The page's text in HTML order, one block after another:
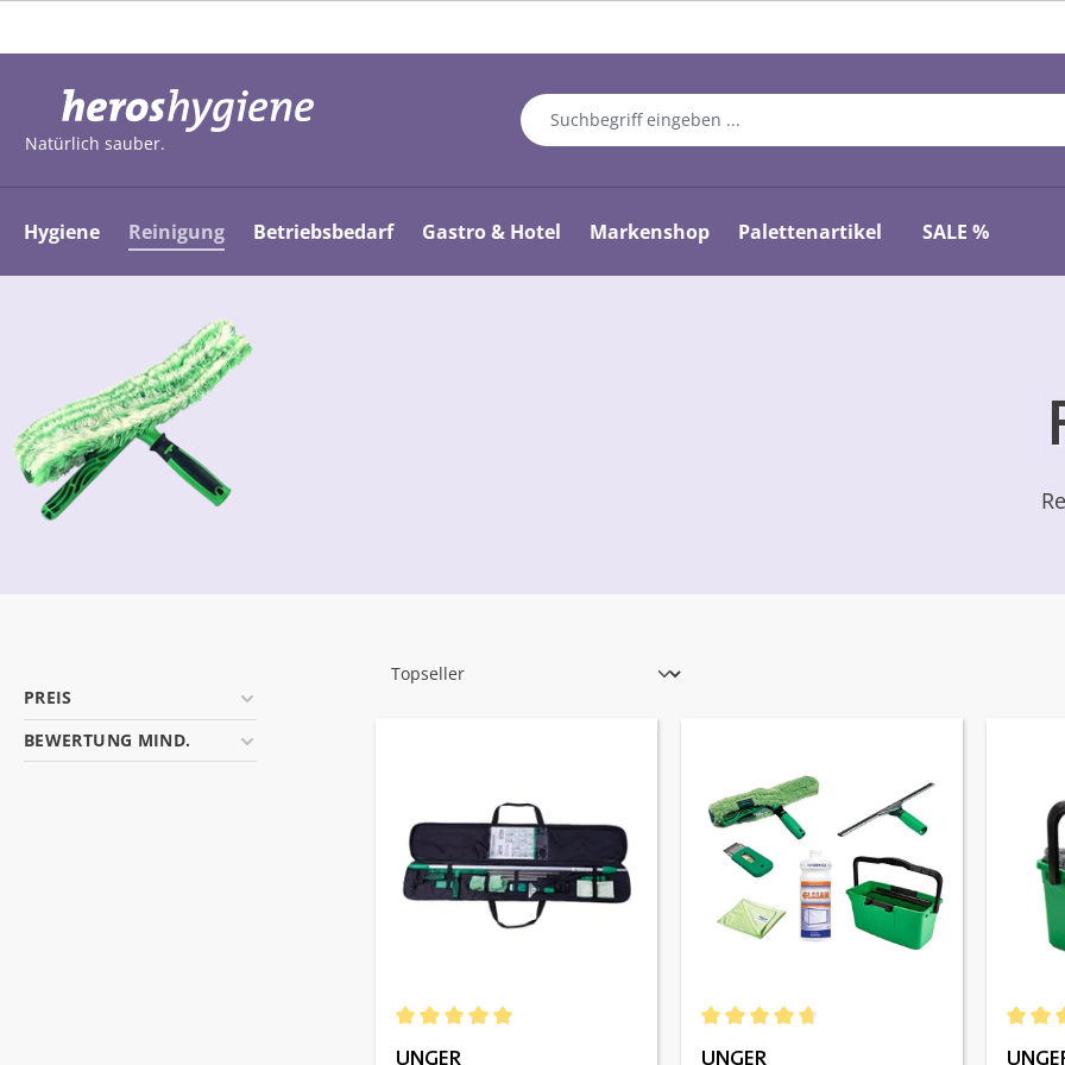
Natürlich sauber.
Hygiene Reinigung Betriebsbedarf Gastro & Hotel Markenshop Palettenartikel SALE %
PREIS
BEWERTUNG MIND.
UNGER
UNGER